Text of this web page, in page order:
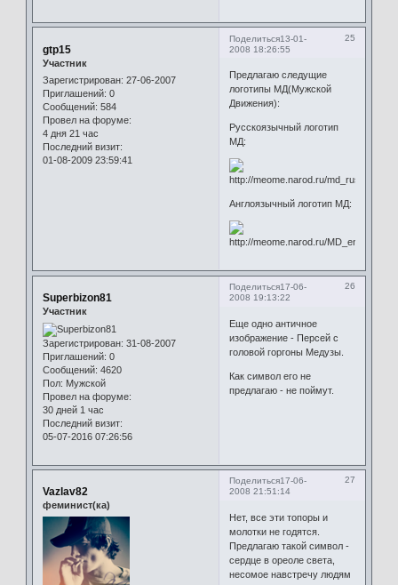
Поделиться 25
13-01-
2008 18:26:55
gtp15
Участник
Зарегистрирован: 27-06-2007
Приглашений: 0
Сообщений: 584
Провел на форуме:
4 дня 21 час
Последний визит:
01-08-2009 23:59:41
Предлагаю следущие
логотипы МД(Мужской
Движения):
Русскоязычный логотип
МД:
Англоязычный логотип МД:
Поделиться 26
17-06-
2008 19:13:22
Superbizon81
Участник
Зарегистрирован: 31-08-2007
Приглашений: 0
Сообщений: 4620
Пол: Мужской
Провел на форуме:
30 дней 1 час
Последний визит:
05-07-2016 07:26:56
Еще одно античное
изображение - Персей с
головой горгоны Медузы.
Как символ его не
предлагаю - не поймут.
Поделиться 27
17-06-
2008 21:51:14
Vazlav82
феминист(ка)
Нет, все эти топоры и
молотки не годятся.
Предлагаю такой символ -
сердце в ореоле света,
несомое навстречу людям